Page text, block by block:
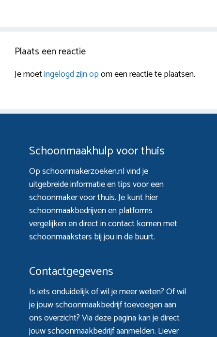
Plaats een reactie
Je moetingelogd zijn opom een reactie te plaatsen.
Schoonmaakhulp voor thuis
Op schoonmakerzoeken.nl vind je
uitgebreide informatie en tips voor een
schoonmaker voor thuis. Je kunt hier
schoonmaakbedrijven en platforms
vergelijken en direct in contact komen met
schoonmaaksters bij jou in de buurt.
Contactgegevens
Is iets onduidelijk of wil je meer weten? Of wil
je jouw schoonmaakbedrijf toevoegen aan
ons overzicht? Viadeze paginakan je direct
jouw schoonmaakbedrijf aanmelden. Liever